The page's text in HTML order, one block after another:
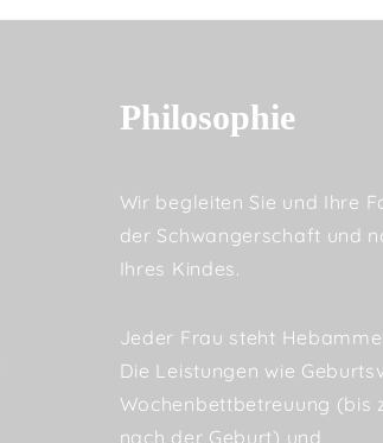
Philosophie
Wir begleiten Sie und Ihre
der Schwangerschaft und
Ihres Kindes.
Jeder Frau steht
Die Leistungen wie
Wochenbettbetreuung (bis
nach der Geburt) und